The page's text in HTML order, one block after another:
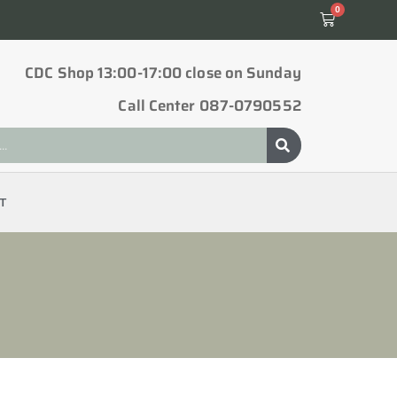
0
CDC Shop 13:00-17:00 close on Sunday
Call Center 087-0790552